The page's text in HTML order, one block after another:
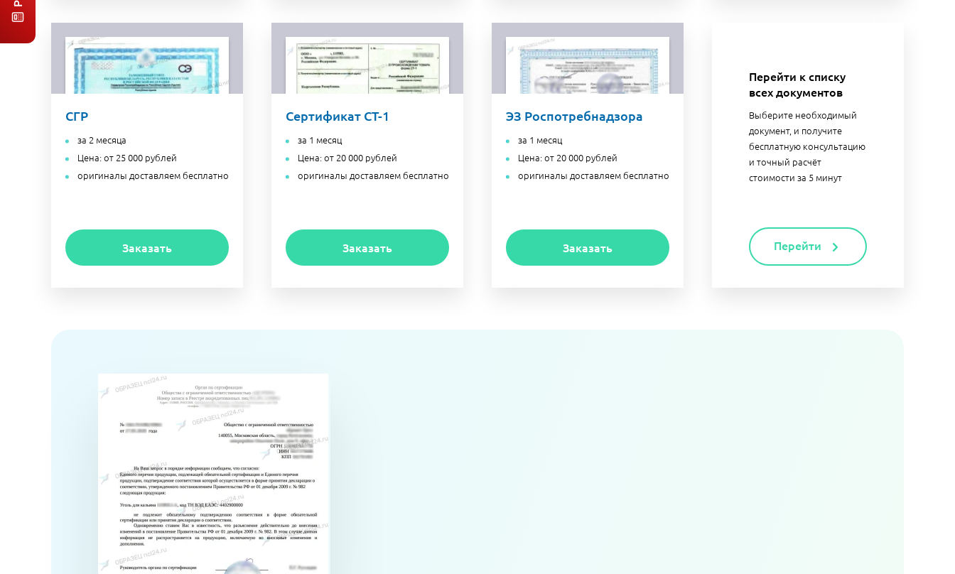
СГР
за 2 месяца
Цена: от 25 000 рублей
оригиналы доставляем бесплатно
Заказать
Сертификат СТ-1
за 1 месяц
Цена: от 20 000 рублей
оригиналы доставляем бесплатно
Заказать
ЭЗ Роспотребнадзора
за 1 месяц
Цена: от 20 000 рублей
оригиналы доставляем бесплатно
Заказать
Перейти к списку
всех документов
Выберите необходимый
документ, и получите
бесплатную консультацию
и точный расчёт
стоимости за 5 минут
Перейти